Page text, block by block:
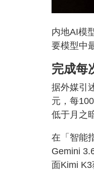
内地AI模
要模型中
完成每
据外媒引
元，每
低于月之
在「智能
Gemini
面Kimi